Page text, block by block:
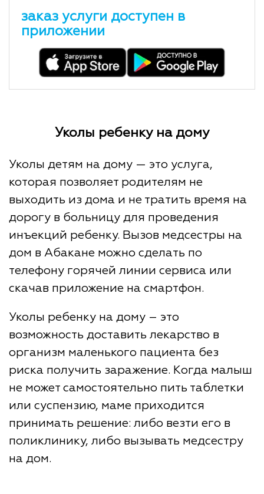
заказ услуги доступен в
приложении
Уколы ребенку на дому
Уколы детям на дому — это услуга,
которая позволяет родителям не
выходить из дома и не тратить время на
дорогу в больницу для проведения
инъекций ребенку. Вызов медсестры на
дом в Абакане можно сделать по
телефону горячей линии сервиса или
скачав приложение на смартфон.
Уколы ребенку на дому – это
возможность доставить лекарство в
организм маленького пациента без
риска получить заражение. Когда малыш
не может самостоятельно пить таблетки
или суспензию, маме приходится
принимать решение: либо везти его в
поликлинику, либо вызывать медсестру
на дом.